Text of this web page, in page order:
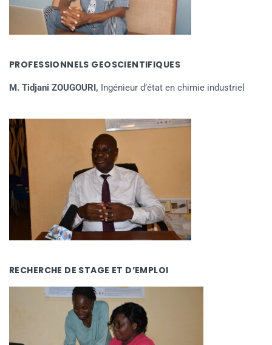
PROFESSIONNELS GEOSCIENTIFIQUES
M. Tidjani ZOUGOURI, Ingénieur d’état en chimie industriel
RECHERCHE DE STAGE ET D’EMPLOI